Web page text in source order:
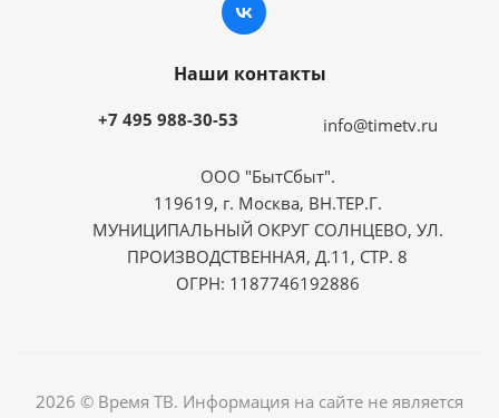
Наши контакты
+7 495 988-30-53 info@timetv.ru
ООО "БытСбыт".
119619, г. Москва, ВН.ТЕР.Г.
МУНИЦИПАЛЬНЫЙ ОКРУГ СОЛНЦЕВО, УЛ.
ПРОИЗВОДСТВЕННАЯ, Д.11, СТР. 8
ОГРН: 1187746192886
2026 © Время ТВ. Информация на сайте не является